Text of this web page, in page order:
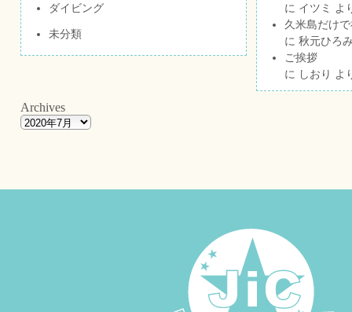
ダイビング
未分類
に イツミ
よ
久米島だけ
に 秋元ひろ
ご挨拶
に しおり よ
Archives